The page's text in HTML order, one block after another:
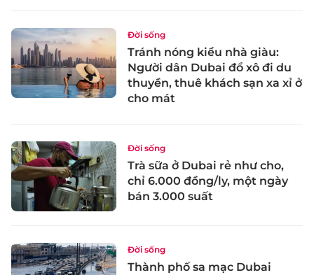
Đời sống
Tránh nóng kiểu nhà giàu:
Người dân Dubai đổ xô đi du
thuyền, thuê khách sạn xa xỉ ở
cho mát
Đời sống
Trà sữa ở Dubai rẻ như cho,
chỉ 6.000 đồng/ly, một ngày
bán 3.000 suất
Đời sống
Thành phố sa mạc Dubai